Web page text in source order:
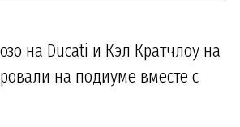
на Ducati и Кэл Кратчлоу на
на подиуме вместе с